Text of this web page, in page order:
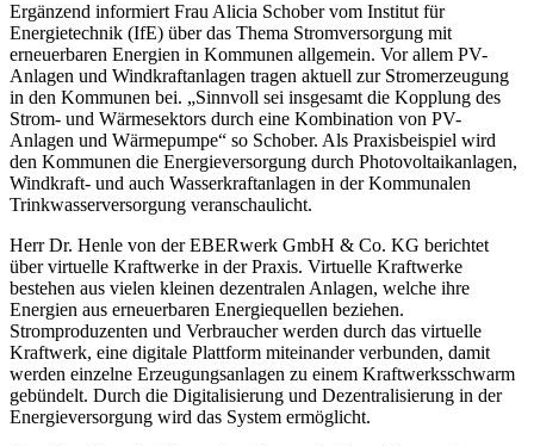
Ergänzend informiert Frau Alicia Schober vom Institut für
Energietechnik (IfE) über das Thema Stromversorgung mit
erneuerbaren Energien in Kommunen allgemein. Vor allem PV-
Anlagen und Windkraftanlagen tragen aktuell zur Stromerzeugung
in den Kommunen bei. „Sinnvoll sei insgesamt die Kopplung des
Strom- und Wärmesektors durch eine Kombination von PV-
Anlagen und Wärmepumpe“ so Schober. Als Praxisbeispiel wird
den Kommunen die Energieversorgung durch Photovoltaikanlagen,
Windkraft- und auch Wasserkraftanlagen in der Kommunalen
Trinkwasserversorgung veranschaulicht.
Herr Dr. Henle von der EBERwerk GmbH & Co. KG berichtet
über virtuelle Kraftwerke in der Praxis. Virtuelle Kraftwerke
bestehen aus vielen kleinen dezentralen Anlagen, welche ihre
Energien aus erneuerbaren Energiequellen beziehen.
Stromproduzenten und Verbraucher werden durch das virtuelle
Kraftwerk, eine digitale Plattform miteinander verbunden, damit
werden einzelne Erzeugungsanlagen zu einem Kraftwerksschwarm
gebündelt. Durch die Digitalisierung und Dezentralisierung in der
Energieversorgung wird das System ermöglicht.